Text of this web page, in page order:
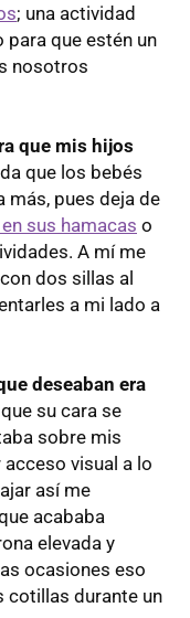
; una actividad
para que estén un
nosotros
que mis hijos
que los bebés
pues deja de
sus hamacas o
A mí me
dos sillas al
a mi lado a
deseaban era
su cara se
sobre mis
visual a lo
así me
acababa
elevada y
ocasiones eso
cotillas durante un